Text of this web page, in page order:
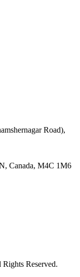
Road),
Canada, M4C 1M6
Rights Reserved.